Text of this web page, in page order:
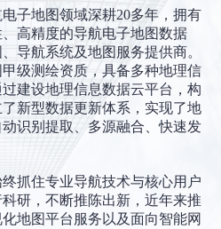
子地图领域深耕20多年，拥有
高精度的导航电子地图数据
导航系统及地图服务提供商。
级测绘资质，具备多种地理信
建设地理信息数据云平台，构
新型数据更新体系，实现了地
识别提取、多源融合、快速发
抓住专业导航技术与核心用户
研，不断推陈出新，近年来推
地图平台服务以及面向智能网